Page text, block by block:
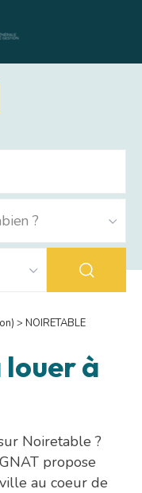
> NOIRETABLE
à
Noiretable ?
propose
au coeur de